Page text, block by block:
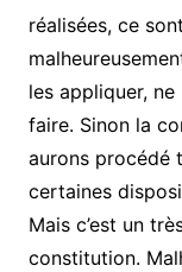
réalisées, ce
les appliquer,
faire. Sinon la
aurons procédé
certaines
Mais c’est un
constitution.